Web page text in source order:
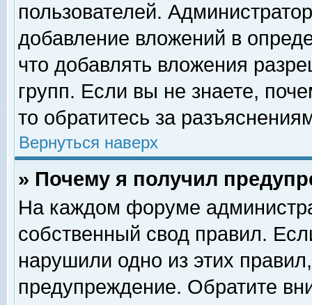
пользователей.
добавление вложений в
что добавлять вложения
групп. Если вы не знаете,
то обратитесь за
Вернуться наверх
» Почему я получил
На каждом форуме
собственный свод правил.
нарушили одно из этих
предупреждение. Обратите